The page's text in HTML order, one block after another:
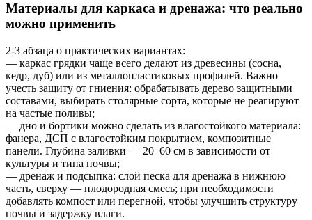
Материалы для каркаса и дренажа: что реально
можно применить
2-3 абзаца о практических вариантах:
— каркас грядки чаще всего делают из древесины (сосна,
кедр, дуб) или из металлопластиковых профилей. Важно
учесть защиту от гниения: обрабатывать дерево защитными
составами, выбирать столярные сорта, которые не реагируют
на частые поливы;
— дно и бортики можно сделать из влагостойкого материала:
фанера, ДСП с влагостойким покрытием, композитные
панели. Глубина заливки — 20–60 см в зависимости от
культуры и типа почвы;
— дренаж и подсыпка: слой песка для дренажа в нижнюю
часть, сверху — плодородная смесь; при необходимости
добавлять компост или перегной, чтобы улучшить структуру
почвы и задержку влаги.